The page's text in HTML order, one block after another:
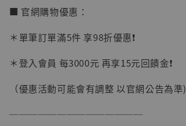
■ 官網購物優惠：
＊單筆訂單滿5件 享98折優惠❗️
＊登入會員 每3000元 再享15元回饋金❗️
（優惠活動可能會有調整 以官網公告為準)
──────────────